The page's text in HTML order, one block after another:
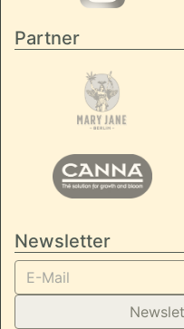
Partner
Newsletter